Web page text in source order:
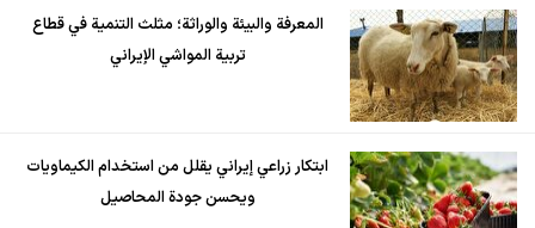
المعرفة والبيئة والوراثة؛ مثلث التنمية في قطاع
تربية المواشي الإيراني
ابتكار زراعي إيراني يقلل من استخدام الكيماويات
ويحسن جودة المحاصيل